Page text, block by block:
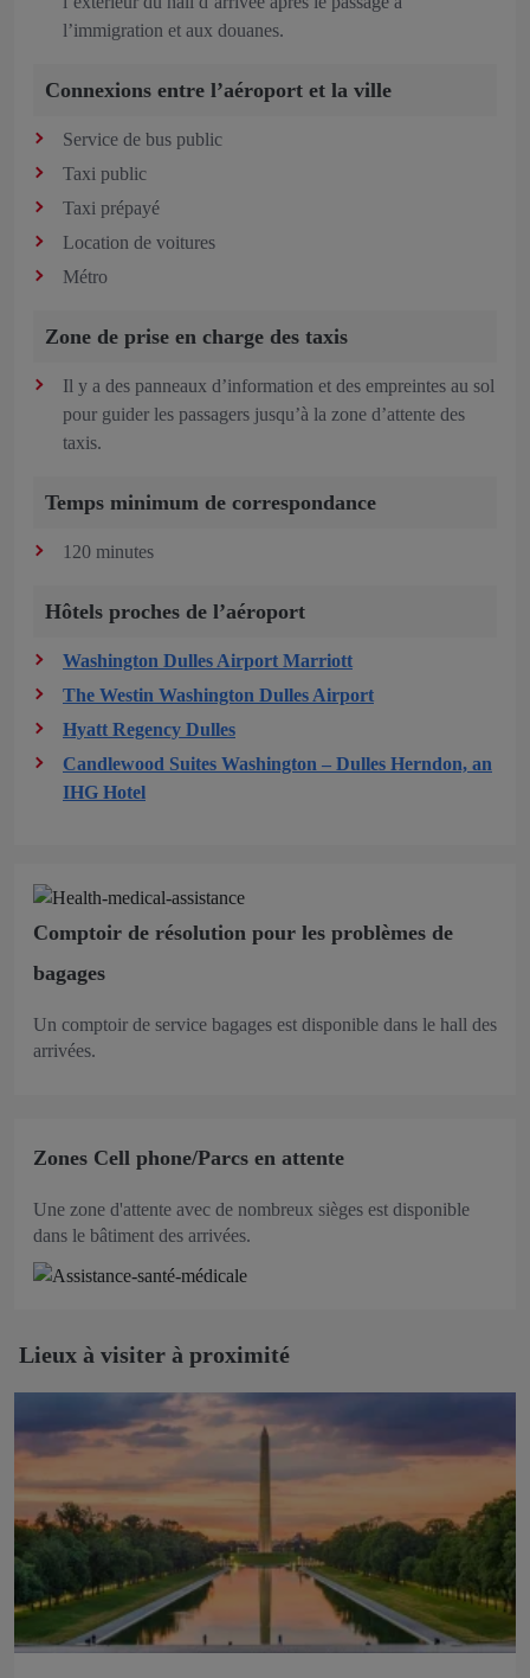
l’immigration et aux douanes.
Connexions entre l’aéroport et la ville
Service de bus public
Taxi public
Taxi prépayé
Location de voitures
Métro
Zone de prise en charge des taxis
Il y a des panneaux d’information et des empreintes au sol
pour guider les passagers jusqu’à la zone d’attente des
taxis.
Temps minimum de correspondance
120 minutes
Hôtels proches de l’aéroport
Washington Dulles Airport Marriott
The Westin Washington Dulles Airport
Hyatt Regency Dulles
Candlewood Suites Washington – Dulles Herndon, an
IHG Hotel
Comptoir de résolution pour les problèmes de
bagages
Un comptoir de service bagages est disponible dans le hall des
arrivées.
Zones Cell phone/Parcs en attente
Une zone d'attente avec de nombreux sièges est disponible
dans le bâtiment des arrivées.
Lieux à visiter à proximité